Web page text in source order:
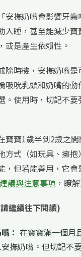
安撫奶嘴會影響牙
入睡，甚至能減少
或是產生依賴性。
除時機，安撫奶嘴
吸吮乳頭和奶嘴的
。使用時，切記不
寶寶1歲半到2歲之
方式（如玩具、擁
，但若能善用，它
議與注意事項 ，瞭
繼續往下閱讀)
： 在寶寶滿一個月
撫奶嘴。但切記不